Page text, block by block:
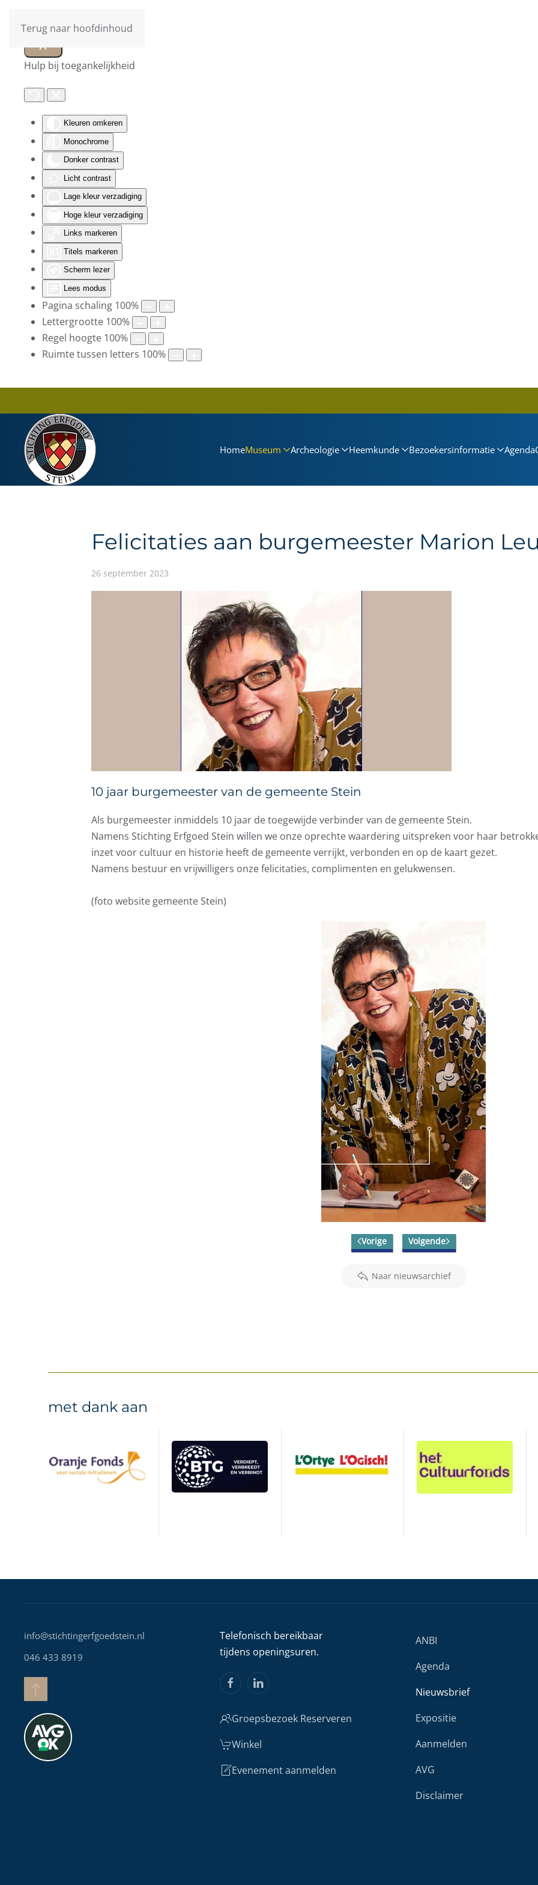
Hulp bij toegankelijkheid
Kleuren omkeren
Monochrome
Donker contrast
Licht contrast
Lage kleur verzadiging
Hoge kleur verzadiging
Links markeren
Titels markeren
Scherm lezer
Lees modus
Pagina schaling 100%
Lettergrootte 100%
Regel hoogte 100%
Ruimte tussen letters 100%
Terug naar hoofdinhoud
HomeMuseum Archeologie Heemkunde Bezoekersinformatie Agenda
Felicitaties aan burgemeester Marion
26 september 2023
10 jaar burgemeester van de gemeente Stein
Als burgemeester inmiddels 10 jaar de toegewijde verbinder van de gemeente Stein.
Namens Stichting Erfgoed Stein willen we onze oprechte waardering uitspreken voor haar
inzet voor cultuur en historie heeft de gemeente verrijkt, verbonden en op de kaart gezet.
Namens bestuur en vrijwilligers onze felicitaties, complimenten en gelukwensen.
(foto website gemeente Stein)
Vorige Volgende
Naar nieuwsarchief
met dank aan
info@stichtingerfgoedstein.nl
046 433 8919
Telefonisch bereikbaar
tijdens openingsuren.
Groepsbezoek Reserveren
Winkel
Evenement aanmelden
ANBI
Agenda
Nieuwsbrief
Expositie
Aanmelden
AVG
Disclaimer